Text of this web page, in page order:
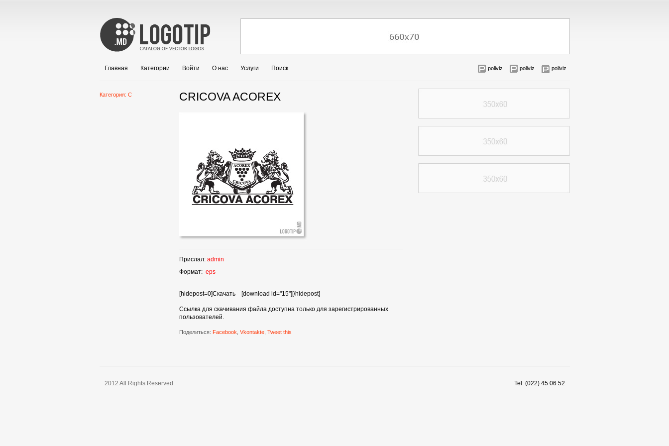
poliviz
poliviz
poliviz
Главная Категории Войти О нас Услуги Поиск
Категория: C CRICOVA ACOREX
Прислал: admin
Формат: eps
[hidepost=0]Скачать [download id="15"][/hidepost]
Ссылка для скачивания файла доступна только для зарегистрированных
пользователей.
Поделиться: Facebook Vkontakte, Tweet this
2012 All Rights Reserved. Tel: (022) 45 06 52